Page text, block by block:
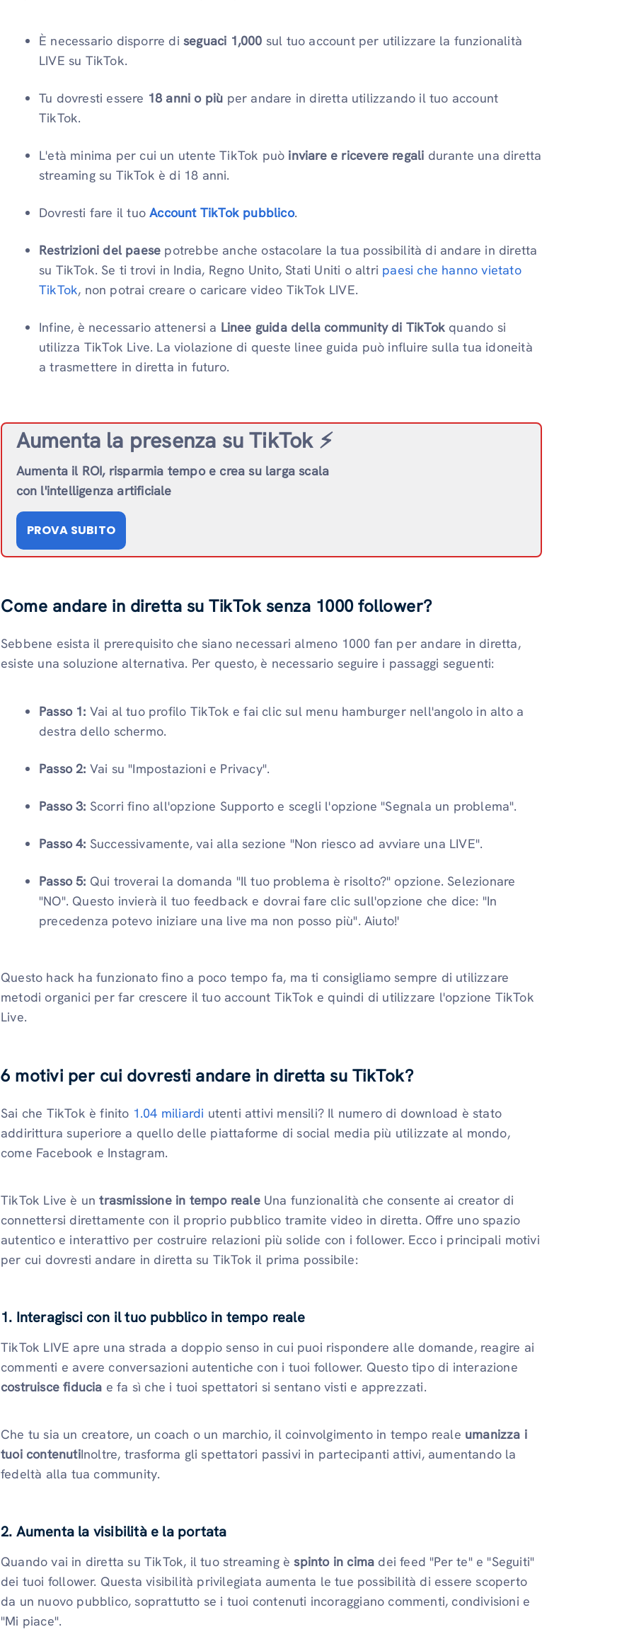
È necessario disporre diseguaci 1,000 sul tuo account per utilizzare la funzionalità
LIVE su TikTok.
Tu dovresti essere 18 anni o più per andare in diretta utilizzando il tuo account
TikTok.
L'età minima per cui un utente TikTok può inviare e ricevere regali durante una diretta
streaming su TikTok è di 18 anni.
Dovresti fare il tuoAccount TikTok pubblico.
Restrizioni del paese potrebbe anche ostacolare la tua possibilità di andare in diretta
su TikTok. Se ti trovi in ​​India, Regno Unito, Stati Uniti o altri paesi che hanno vietato
TikTok, non potrai creare o caricare video TikTok LIVE.
Infine, è necessario attenersi a Linee guida della community di TikTok quando si
utilizza TikTok Live. La violazione di queste linee guida può influire sulla tua idoneità
a trasmettere in diretta in futuro.
Aumenta la presenza su TikTok ⚡️
Aumenta il ROI, risparmia tempo e crea su larga scala
con l'intelligenza artificiale
PROVA SUBITO
Come andare in diretta su TikTok senza 1000 follower?
Sebbene esista il prerequisito che siano necessari almeno 1000 fan per andare in diretta,
esiste una soluzione alternativa. Per questo, è necessario seguire i passaggi seguenti:
Passo 1: Vai al tuo profilo TikTok e fai clic sul menu hamburger nell'angolo in alto a
destra dello schermo.
Passo 2: Vai su "Impostazioni e Privacy".
Passo 3: Scorri fino all'opzione Supporto e scegli l'opzione "Segnala un problema".
Passo 4: Successivamente, vai alla sezione "Non riesco ad avviare una LIVE".
Passo 5: Qui troverai la domanda "Il tuo problema è risolto?" opzione. Selezionare
"NO". Questo invierà il tuo feedback e dovrai fare clic sull'opzione che dice: "In
precedenza potevo iniziare una live ma non posso più". Aiuto!'
Questo hack ha funzionato fino a poco tempo fa, ma ti consigliamo sempre di utilizzare
metodi organici per far crescere il tuo account TikTok e quindi di utilizzare l'opzione TikTok
Live.
6 motivi per cui dovresti andare in diretta su TikTok?
Sai che TikTok è finito 1.04 miliardi utenti attivi mensili? Il numero di download è stato
addirittura superiore a quello delle piattaforme di social media più utilizzate al mondo,
come Facebook e Instagram.
TikTok Live è untrasmissione in tempo realeUna funzionalità che consente ai creator di
connettersi direttamente con il proprio pubblico tramite video in diretta. Offre uno spazio
autentico e interattivo per costruire relazioni più solide con i follower. Ecco i principali motivi
per cui dovresti andare in diretta su TikTok il prima possibile:
1. Interagisci con il tuo pubblico in tempo reale
TikTok LIVE apre una strada a doppio senso in cui puoi rispondere alle domande, reagire ai
commenti e avere conversazioni autentiche con i tuoi follower. Questo tipo di interazione
costruisce fiducia e fa sì che i tuoi spettatori si sentano visti e apprezzati.
Che tu sia un creatore, un coach o un marchio, il coinvolgimento in tempo reale umanizza i
tuoi contenutiInoltre, trasforma gli spettatori passivi in ​​partecipanti attivi, aumentando la
fedeltà alla tua community.
2. Aumenta la visibilità e la portata
Quando vai in diretta su TikTok, il tuo streaming èspinto in cima dei feed "Per te" e "Seguiti"
dei tuoi follower. Questa visibilità privilegiata aumenta le tue possibilità di essere scoperto
da un nuovo pubblico, soprattutto se i tuoi contenuti incoraggiano commenti, condivisioni e
"Mi piace".